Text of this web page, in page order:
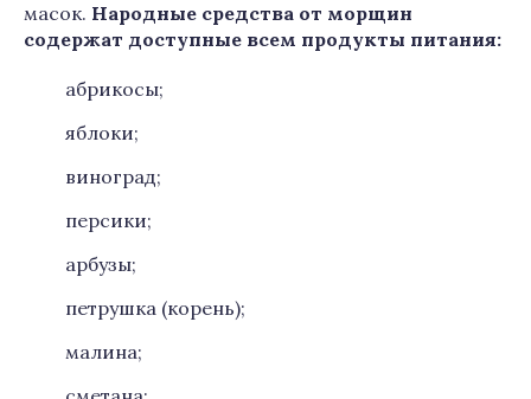
масок. Народные средства от морщин
содержат доступные всем продукты питания:
абрикосы;
яблоки;
виноград;
персики;
арбузы;
петрушка (корень);
малина;